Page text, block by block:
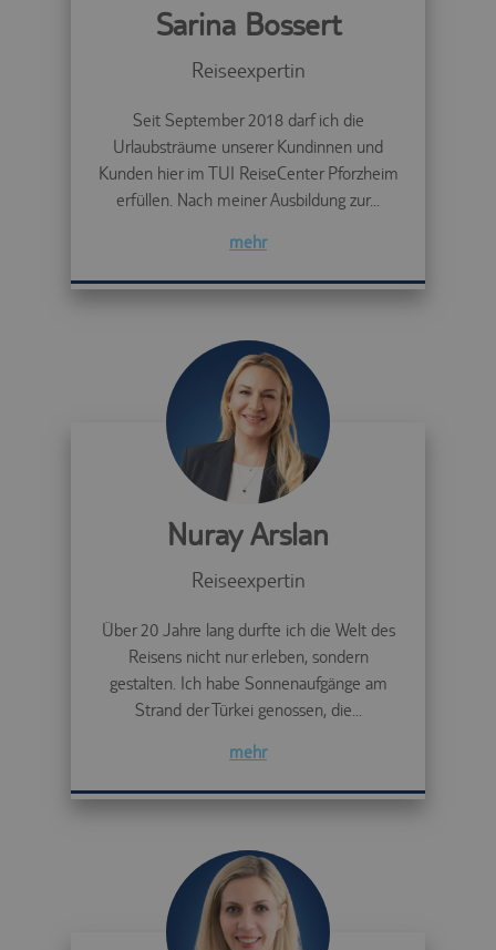
Sarina Bossert
Reiseexpertin
Seit September 2018 darf ich die
Urlaubsträume unserer Kundinnen und
Kunden hier im TUI ReiseCenter Pforzheim
erfüllen. Nach meiner Ausbildung zur...
mehr
Nuray Arslan
Reiseexpertin
Über 20 Jahre lang durfte ich die Welt des
Reisens nicht nur erleben, sondern
gestalten. Ich habe Sonnenaufgänge am
Strand der Türkei genossen, die...
mehr